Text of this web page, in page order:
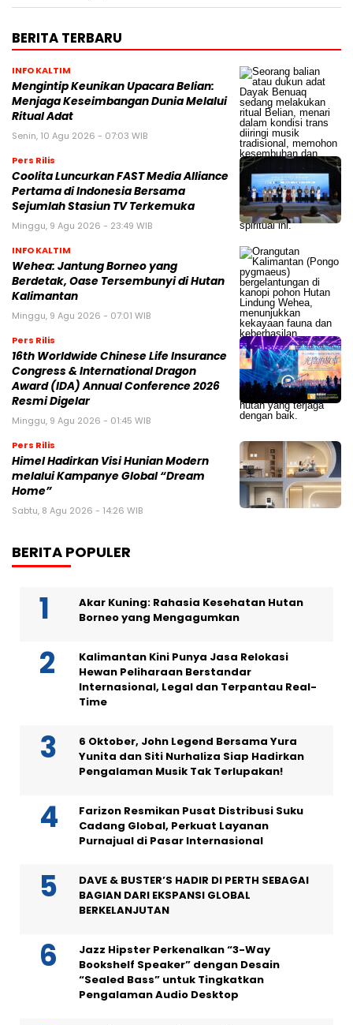
BERITA TERBARU
INFO KALTIM
Mengintip Keunikan Upacara Belian:
Menjaga Keseimbangan Dunia Melalui
Ritual Adat
Senin, 10 Agu 2026 - 07:03 WIB
Pers Rilis
Coolita Luncurkan FAST Media Alliance
Pertama di Indonesia Bersama
Sejumlah Stasiun TV Terkemuka
Minggu, 9 Agu 2026 - 23:49 WIB
INFO KALTIM
Wehea: Jantung Borneo yang
Berdetak, Oase Tersembunyi di Hutan
Kalimantan
Minggu, 9 Agu 2026 - 07:01 WIB
Pers Rilis
16th Worldwide Chinese Life Insurance
Congress & International Dragon
Award (IDA) Annual Conference 2026
Resmi Digelar
Minggu, 9 Agu 2026 - 01:45 WIB
Pers Rilis
Himel Hadirkan Visi Hunian Modern
melalui Kampanye Global “Dream
Home”
Sabtu, 8 Agu 2026 - 14:26 WIB
BERITA POPULER
Akar Kuning: Rahasia Kesehatan Hutan
Borneo yang Mengagumkan
Kalimantan Kini Punya Jasa Relokasi
Hewan Peliharaan Berstandar
Internasional, Legal dan Terpantau Real-
Time
6 Oktober, John Legend Bersama Yura
Yunita dan Siti Nurhaliza Siap Hadirkan
Pengalaman Musik Tak Terlupakan!
Farizon Resmikan Pusat Distribusi Suku
Cadang Global, Perkuat Layanan
Purnajual di Pasar Internasional
DAVE & BUSTER’S HADIR DI PERTH SEBAGAI
BAGIAN DARI EKSPANSI GLOBAL
BERKELANJUTAN
Jazz Hipster Perkenalkan “3-Way
Bookshelf Speaker” dengan Desain
“Sealed Bass” untuk Tingkatkan
Pengalaman Audio Desktop